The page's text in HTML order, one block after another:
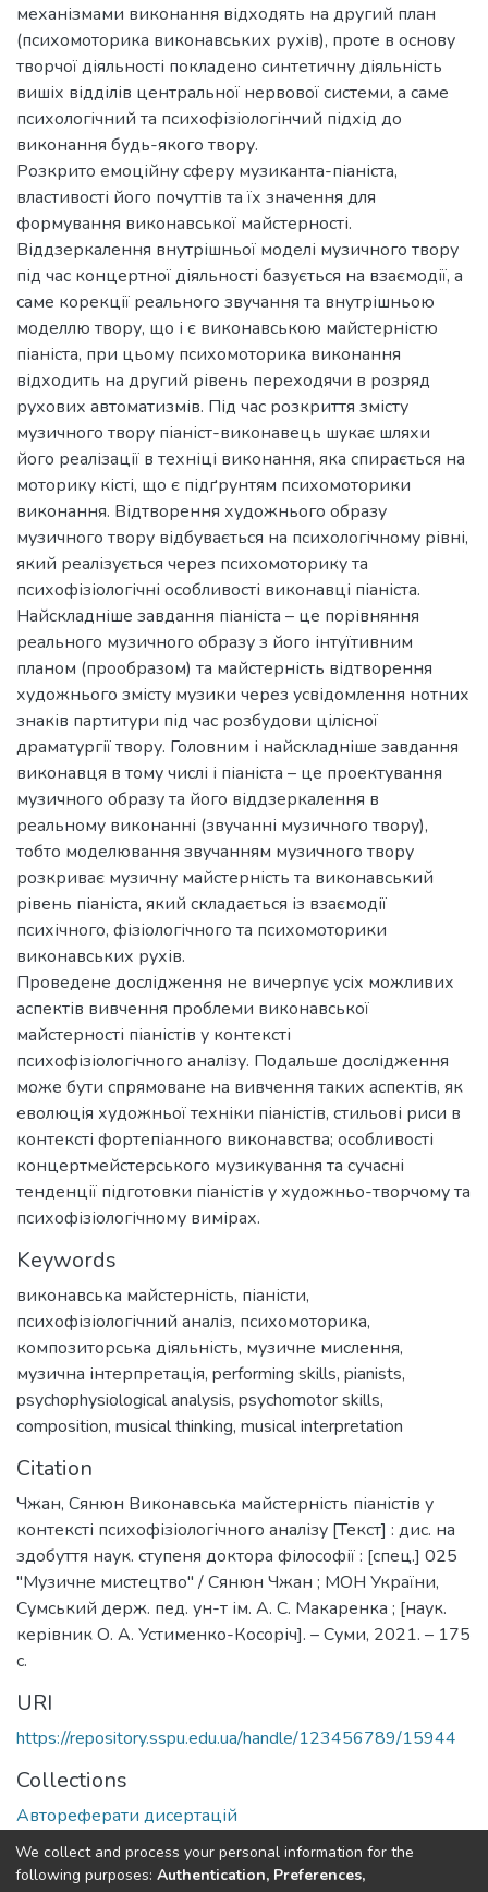
механізмами виконання відходять на другий план
(психомоторика виконавських рухів), проте в основу
творчої діяльності покладено синтетичну діяльність
вишіх відділів центральної нервової системи, а саме
психологічний та психофізіологінчий підхід до
виконання будь-якого твору.
Розкрито емоційну сферу музиканта-піаніста,
властивості його почуттів та їх значення для
формування виконавської майстерності.
Віддзеркалення внутрішньої моделі музичного твору
під час концертної діяльності базується на взаємодії, а
саме корекції реального звучання та внутрішньою
моделлю твору, що і є виконавською майстерністю
піаніста, при цьому психомоторика виконання
відходить на другий рівень переходячи в розряд
рухових автоматизмів. Під час розкриття змісту
музичного твору піаніст-виконавець шукає шляхи
його реалізації в техніці виконання, яка спирається на
моторику кісті, що є підґрунтям психомоторики
виконання. Відтворення художнього образу
музичного твору відбувається на психологічному рівні,
який реалізується через психомоторику та
психофізіологічні особливості виконавці піаніста.
Найскладніше завдання піаніста – це порівняння
реального музичного образу з його інтуїтивним
планом (прообразом) та майстерність відтворення
художнього змісту музики через усвідомлення нотних
знаків партитури під час розбудови цілісної
драматургії твору. Головним і найскладніше завдання
виконавця в тому числі і піаніста – це проектування
музичного образу та його віддзеркалення в
реальному виконанні (звучанні музичного твору),
тобто моделювання звучанням музичного твору
розкриває музичну майстерність та виконавський
рівень піаніста, який складається із взаємодії
психічного, фізіологічного та психомоторики
виконавських рухів.
Проведене дослідження не вичерпує усіх можливих
аспектів вивчення проблеми виконавської
майстерності піаністів у контексті
психофізіологічного аналізу. Подальше дослідження
може бути спрямоване на вивчення таких аспектів, як
еволюція художньої техніки піаністів, стильові риси в
контексті фортепіанного виконавства; особливості
концертмейстерського музикування та сучасні
тенденції підготовки піаністів у художньо-творчому та
психофізіологічному вимірах.
Keywords
виконавська майстерність, піаністи,
психофізіологічний аналіз, психомоторика,
композиторська діяльність, музичне мислення,
музична інтерпретація, performing skills, pianists,
psychophysiological analysis, psychomotor skills,
composition, musical thinking, musical interpretation
Citation
Чжан, Сянюн Виконавська майстерність піаністів у
контексті психофізіологічного аналізу [Текст] : дис. на
здобуття наук. ступеня доктора філософії : [спец.] 025
"Музичне мистецтво" / Сянюн Чжан ; МОН України,
Сумський держ. пед. ун-т ім. А. С. Макаренка ; [наук.
керівник О. А. Устименко-Косоріч]. – Суми, 2021. – 175
с.
URI
https://repository.sspu.edu.ua/handle/123456789/15944
Collections
Автореферати дисертацій
Full item page Google Scholar
We collect and process your personal information for the
following purposes: Authentication, Preferences,